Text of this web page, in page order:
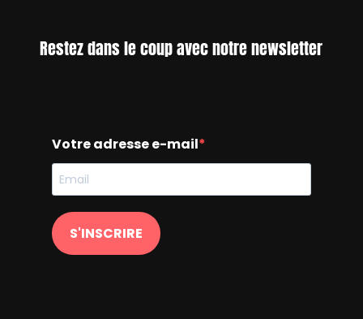
Restez dans le coup avec notre newsletter
Votre adresse e-mail
S'INSCRIRE